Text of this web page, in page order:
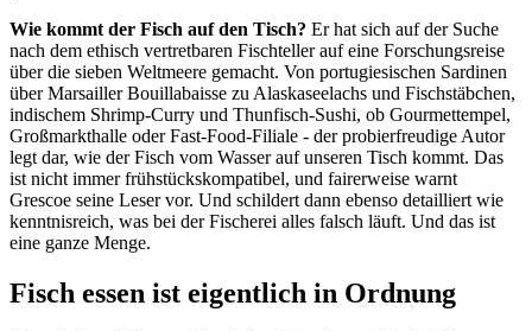
Wie kommt der Fisch auf den Tisch? Er hat sich auf der Suche
nach dem ethisch vertretbaren Fischteller auf eine Forschungsreise
über die sieben Weltmeere gemacht. Von portugiesischen Sardinen
über Marsailler Bouillabaisse zu Alaskaseelachs und Fischstäbchen,
indischem Shrimp-Curry und Thunfisch-Sushi, ob Gourmettempel,
Großmarkthalle oder Fast-Food-Filiale - der probierfreudige Autor
legt dar, wie der Fisch vom Wasser auf unseren Tisch kommt. Das
ist nicht immer frühstückskompatibel, und fairerweise warnt
Grescoe seine Leser vor. Und schildert dann ebenso detailliert wie
kenntnisreich, was bei der Fischerei alles falsch läuft. Und das ist
eine ganze Menge.
Fisch essen ist eigentlich in Ordnung